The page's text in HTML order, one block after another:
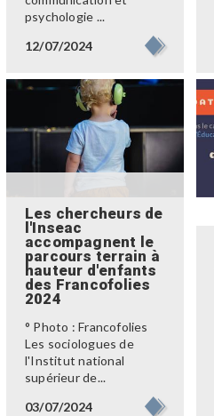
psychologie ...
12/07/2024
Les chercheurs de
l'Inseac
accompagnent le
parcours terrain à
hauteur d'enfants
des Francofolies
2024
° Photo : Francofolies
Les sociologues de
l'Institut national
supérieur de...
03/07/2024